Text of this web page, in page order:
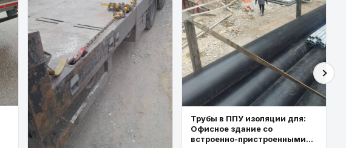
Трубы в ППУ изоляции для:
Офисное здание со
встроенно-пристроенными